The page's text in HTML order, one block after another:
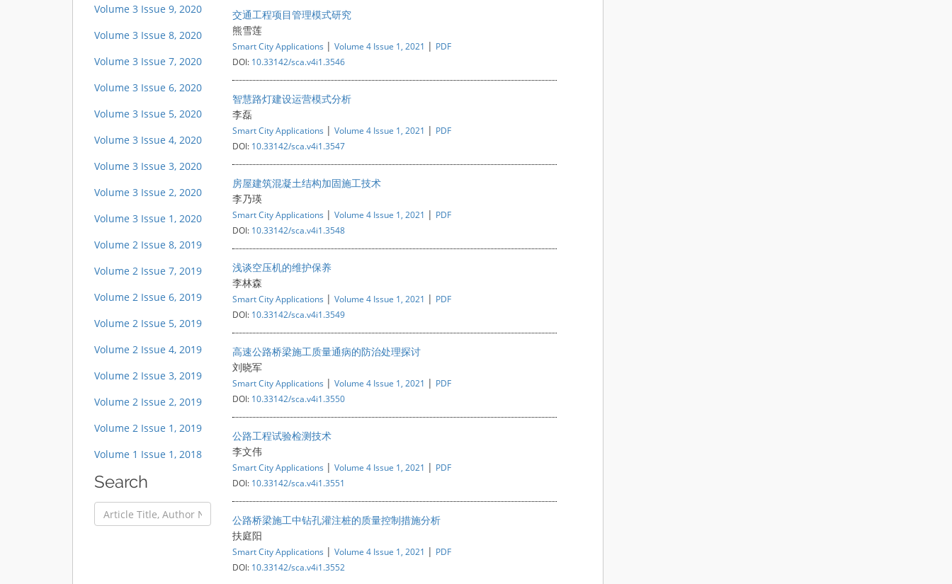
Volume 3 Issue 9, 2020
Volume 3 Issue 8, 2020
Volume 3 Issue 7, 2020
Volume 3 Issue 6, 2020
Volume 3 Issue 5, 2020
Volume 3 Issue 4, 2020
Volume 3 Issue 3, 2020
Volume 3 Issue 2, 2020
Volume 3 Issue 1, 2020
Volume 2 Issue 8, 2019
Volume 2 Issue 7, 2019
Volume 2 Issue 6, 2019
Volume 2 Issue 5, 2019
Volume 2 Issue 4, 2019
Volume 2 Issue 3, 2019
Volume 2 Issue 2, 2019
Volume 2 Issue 1, 2019
Volume 1 Issue 1, 2018
Search
交通工程项目管理模式研究
熊雪莲
Smart City Applications | Volume 4 Issue 1, 2021 | PDF
DOI: 10.33142/sca.v4i1.3546
智慧路灯建设运营模式分析
李磊
Smart City Applications | Volume 4 Issue 1, 2021 | PDF
DOI: 10.33142/sca.v4i1.3547
房屋建筑混凝土结构加固施工技术
李乃瑛
Smart City Applications | Volume 4 Issue 1, 2021 | PDF
DOI: 10.33142/sca.v4i1.3548
浅谈空压机的维护保养
李林森
Smart City Applications | Volume 4 Issue 1, 2021 | PDF
DOI: 10.33142/sca.v4i1.3549
高速公路桥梁施工质量通病的防治处理探讨
刘晓军
Smart City Applications | Volume 4 Issue 1, 2021 | PDF
DOI: 10.33142/sca.v4i1.3550
公路工程试验检测技术
李文伟
Smart City Applications | Volume 4 Issue 1, 2021 | PDF
DOI: 10.33142/sca.v4i1.3551
公路桥梁施工中钻孔灌注桩的质量控制措施分析
扶庭阳
Smart City Applications | Volume 4 Issue 1, 2021 | PDF
DOI: 10.33142/sca.v4i1.3552